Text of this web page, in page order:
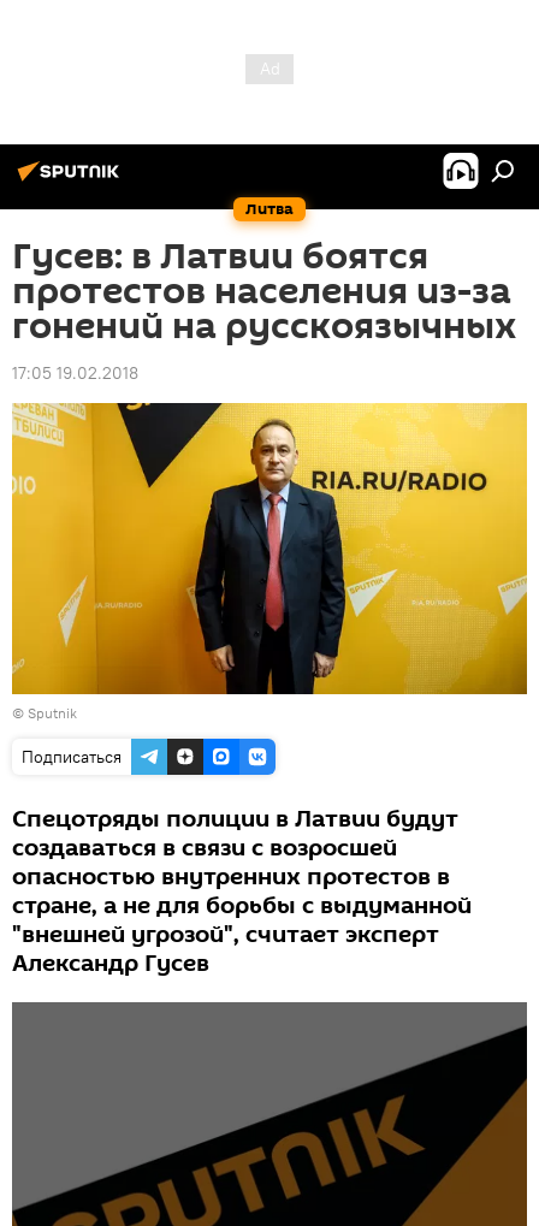
Литва
Гусев: в Латвии боятся
протестов населения из-за
гонений на русскоязычных
17:05 19.02.2018
© Sputnik
Подписаться
Спецотряды полиции в Латвии будут
создаваться в связи с возросшей
опасностью внутренних протестов в
стране, а не для борьбы с выдуманной
"внешней угрозой", считает эксперт
Александр Гусев